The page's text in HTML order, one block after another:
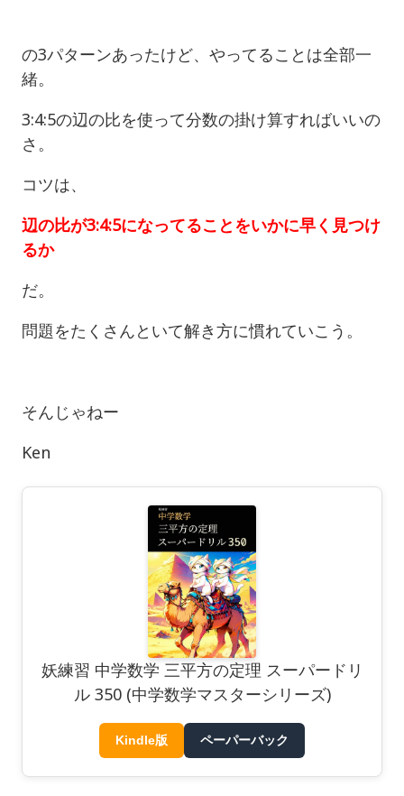
の3パターンあったけど、やってることは全部一
緒。
3:4:5の辺の比を使って分数の掛け算すればいいの
さ。
コツは、
辺の比が3:4:5になってることをいかに早く見つけ
るか
だ。
問題をたくさんといて解き方に慣れていこう。
そんじゃねー
Ken
妖練習 中学数学 三平方の定理 スーパードリ
ル 350 (中学数学マスターシリーズ)
Kindle版 ペーパーバック